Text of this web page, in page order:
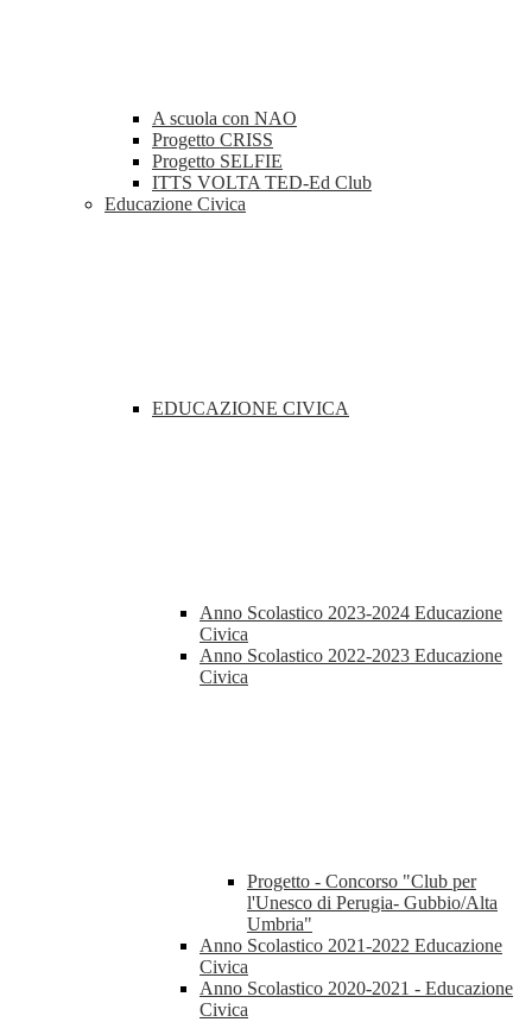
A scuola con NAO
Progetto CRISS
Progetto SELFIE
ITTS VOLTA TED-Ed Club
Educazione Civica
EDUCAZIONE CIVICA
Anno Scolastico 2023-2024 Educazione
Civica
Anno Scolastico 2022-2023 Educazione
Civica
Progetto - Concorso "Club per
l'Unesco di Perugia- Gubbio/Alta
Umbria"
Anno Scolastico 2021-2022 Educazione
Civica
Anno Scolastico 2020-2021 - Educazione
Civica